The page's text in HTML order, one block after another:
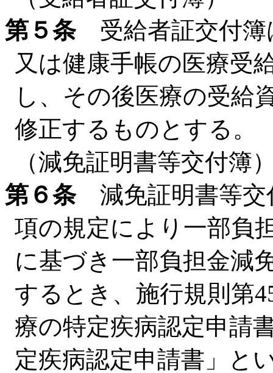
第５条受給者証交付簿
又は健康手帳の医療受
し、その後医療の受給
修正するものとする。
（減免証明書等交付簿
第６条減免証明書等交
項の規定により一部負
に基づき一部負担金減
するとき、施行規則第
療の特定疾病認定申請
定疾病認定申請書」と